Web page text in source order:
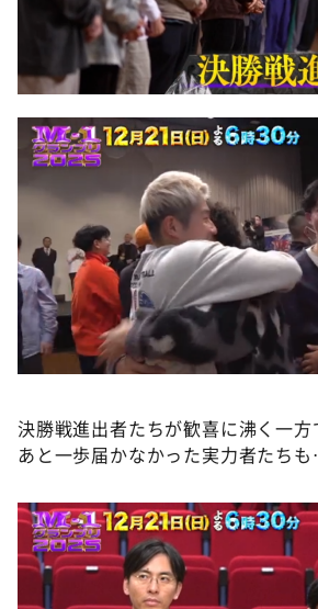
決勝戦進出者たちが歓喜に沸く一方
あと一歩届かなかった実力者たち